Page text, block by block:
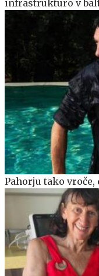
infrastrukturo v
Pahorju tako vroče,